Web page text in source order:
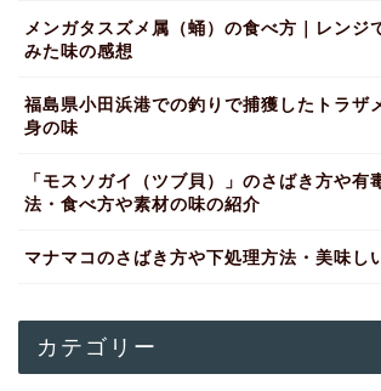
メンガタスズメ属（蛹）の食べ方｜レンジ
みた味の感想
福島県小田浜港での釣りで捕獲したトラザ
身の味
「モスソガイ（ツブ貝）」のさばき方や有
法・食べ方や素材の味の紹介
マナマコのさばき方や下処理方法・美味し
カテゴリー